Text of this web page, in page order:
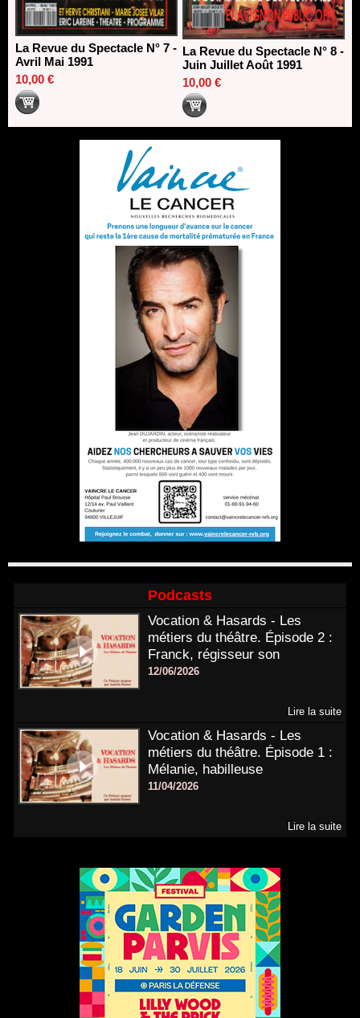
La Revue du Spectacle N° 7 -
Avril Mai 1991
10,00 €
La Revue du Spectacle N° 8 -
Juin Juillet Août 1991
10,00 €
Podcasts
Vocation & Hasards - Les
métiers du théâtre. Épisode 2 :
Franck, régisseur son
12/06/2026
Lire la suite
Vocation & Hasards - Les
métiers du théâtre. Épisode 1 :
Mélanie, habilleuse
11/04/2026
Lire la suite